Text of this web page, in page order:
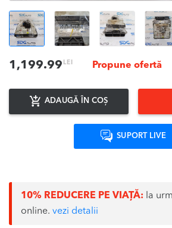
1,199.99 LEI Propune ofertă
ADAUGĂ ÎN COȘ
SUPORT LIVE
10% REDUCERE PE VIAȚĂ: la
online. vezi detalii